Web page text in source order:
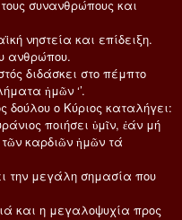
συνανθρώπους και
νηστεία και επίδειξη.
ανθρώπου.
διδάσκει στο πέμπτο
ἡμῶν ‘’.
ο Κύριος καταλήγει:
ποιήσει ὑμῖν, ἐάν μή
καρδιῶν ἡμῶν τά
μεγάλη σημασία που
η μεγαλοψυχία προς